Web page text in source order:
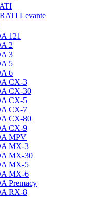
Levante
121
2
3
5
6
CX-3
CX-30
CX-5
CX-7
CX-80
CX-9
MPV
MX-3
MX-30
MX-5
MX-6
Premacy
RX-8